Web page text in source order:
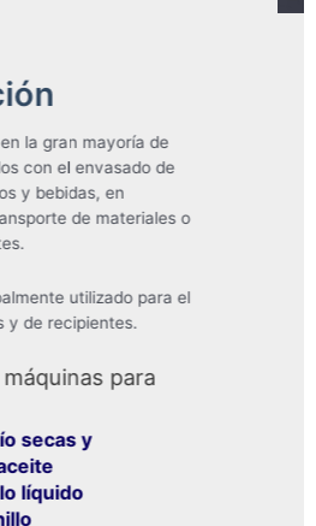
es imprescindible
artes gráficas, siendo
la marca más usada por
maquinaria.
máquinas para
aceite
lateral